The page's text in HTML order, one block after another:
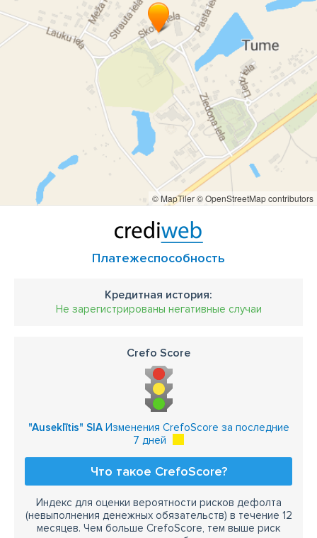
© MapTiler© OpenStreetMap contributors
Платежеспособность
Кредитная история:
Не зарегистрированы негативные случаи
Crefo Score
"Auseklītis" SIAИзменения CrefoScore за последние
7 дней
Что такое CrefoScore?
Индекс для оценки вероятности рисков дефолта
(невыполнения денежных обязательств) в течение 12
месяцев. Чем больше CrefoScore, тем выше риск